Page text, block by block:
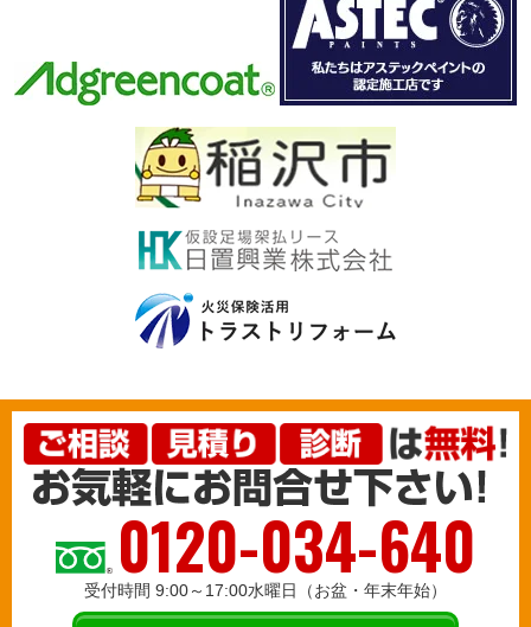
0120-034-640
受付時間 9:00～17:00水曜日（お盆・年末年始）